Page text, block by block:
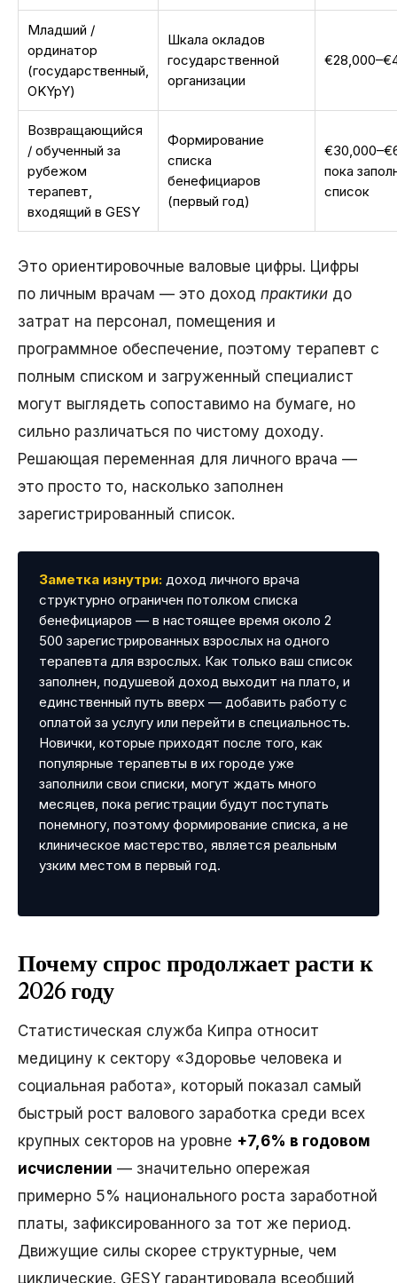
Младший /
ординатор
(государственный,
OKYpY)
Шкала окладов
государственной
организации
Возвращающийся
/ обученный за
рубежом
терапевт,
входящий в GESY
Формирование
списка
бенефициаров
(первый год)
пока
список
Это ориентировочные валовые цифры. Цифры
по личным врачам — это доход практики до
затрат на персонал, помещения и
программное обеспечение, поэтому терапевт с
полным списком и загруженный специалист
могут выглядеть сопоставимо на бумаге, но
сильно различаться по чистому доходу.
Решающая переменная для личного врача —
это просто то, насколько заполнен
зарегистрированный список.
Заметка изнутри: доход личного врача
структурно ограничен потолком списка
бенефициаров — в настоящее время около 2
500 зарегистрированных взрослых на одного
терапевта для взрослых. Как только ваш список
заполнен, подушевой доход выходит на плато, и
единственный путь вверх — добавить работу с
оплатой за услугу или перейти в специальность.
Новички, которые приходят после того, как
популярные терапевты в их городе уже
заполнили свои списки, могут ждать много
месяцев, пока регистрации будут поступать
понемногу, поэтому формирование списка, а не
клиническое мастерство, является реальным
узким местом в первый год.
Почему спрос продолжает расти к
2026 году
Статистическая служба Кипра относит
медицину к сектору «Здоровье человека и
социальная работа», который показал самый
быстрый рост валового заработка среди всех
крупных секторов на уровне +7,6% в годовом
исчислении — значительно опережая
примерно 5% национального роста заработной
платы, зафиксированного за тот же период.
Движущие силы скорее структурные, чем
циклические. GESY гарантировала всеобщий